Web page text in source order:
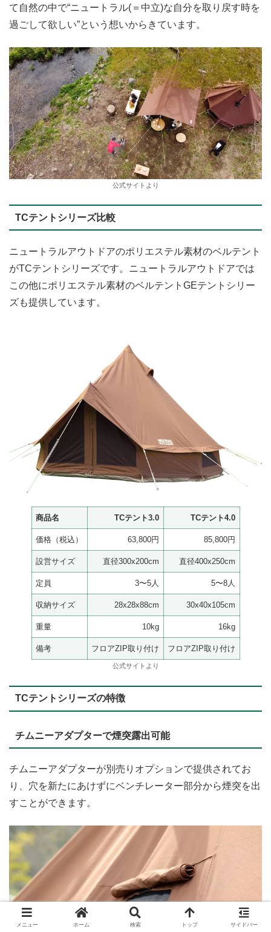
て自然の中で“ニュートラル(＝中立)な自分を取り戻す時を
過ごして欲しい”という想いからきています。
公式サイトより
TCテントシリーズ比較
ニュートラルアウトドアのポリエステル素材のベルテント
がTCテントシリーズです。ニュートラルアウトドアでは
この他にポリエステル素材のベルテントGEテントシリー
ズも提供しています。
商品名 TCテント3.0 TCテント4.0
価格（税込） 63,800円 85,800円
設営サイズ 直径300x200cm 直径400x250cm
定員 3〜5人 5〜8人
収納サイズ 28x28x88cm 30x40x105cm
重量 10kg 16kg
備考 フロアZIP取り付け フロアZIP取り付け
公式サイトより
TCテントシリーズの特徴
チムニーアダプターで煙突露出可能
チムニーアダプターが別売りオプションで提供されてお
り、穴を新たにあけずにベンチレーター部分から煙突を出
すことができます。
メニュー ホーム 検索 トップ サイドバー